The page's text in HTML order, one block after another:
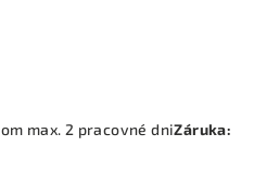
max. 2 pracovné dniZáruka: